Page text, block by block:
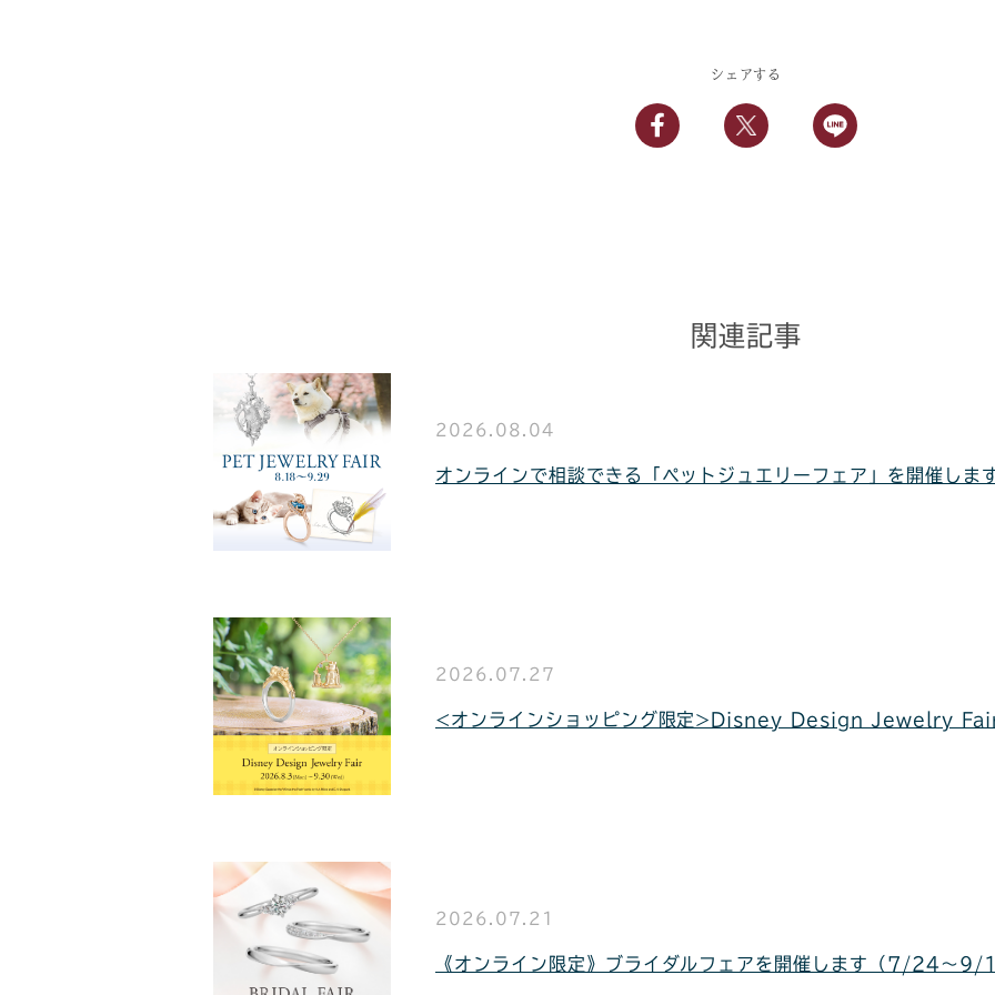
シェアする
関連記事
2026.08.04
オンラインで相談できる「ペットジュエリーフェア」を開催し
2026.07.27
<オンラインショッピング限定>Disney Design Jewelry
2026.07.21
《オンライン限定》ブライダルフェアを開催します（7/24〜9/